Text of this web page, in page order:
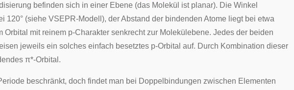
befinden sich in einer Ebene (das Molekül ist planar). Die Winkel
120° (siehe VSEPR-Modell), der Abstand der bindenden Atome liegt bei etwa
mit reinem p-Charakter senkrecht zur Molekülebene. Jedes der beiden
jeweils ein solches einfach besetztes p-Orbital auf. Durch Kombination dieser
π*-Orbital.
beschränkt, doch findet man bei Doppelbindungen zwischen Elementen